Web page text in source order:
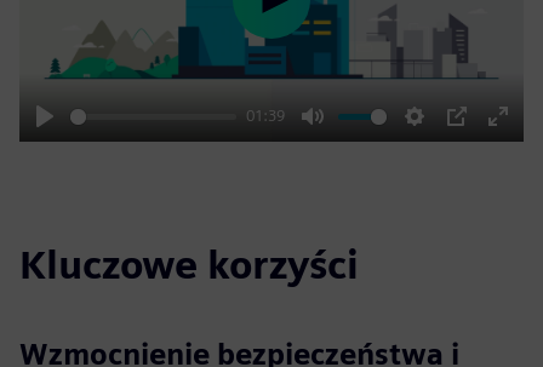
Play
01:39
Mute Settings
PIP
Enter
Play
Kluczowe korzyści
Wzmocnienie bezpieczeństwa i